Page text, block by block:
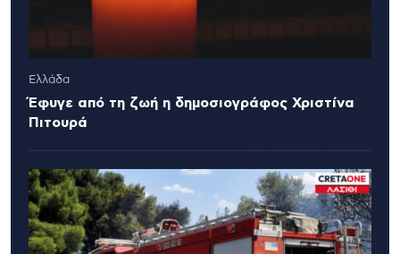
Ελλάδα
Έφυγε από τη ζωή η δημοσιογράφος Χριστίνα
Πιτουρά